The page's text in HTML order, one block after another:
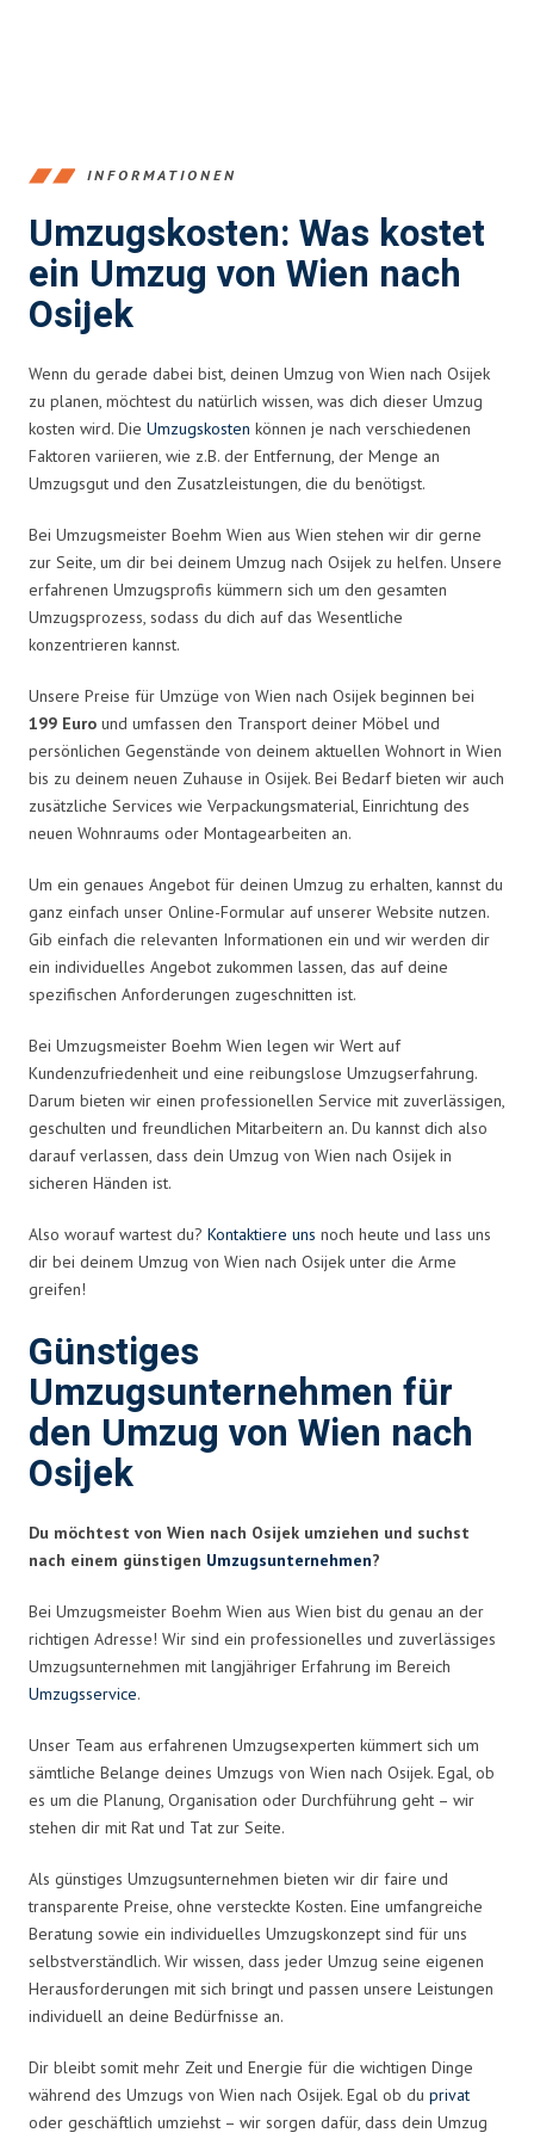
INFORMATIONEN
Umzugskosten: Was kostet
ein Umzug von Wien nach
Osijek
Wenn du gerade dabei bist, deinen Umzug von Wien nach Osijek
zu planen, möchtest du natürlich wissen, was dich dieser Umzug
kosten wird. Die Umzugskosten können je nach verschiedenen
Faktoren variieren, wie z.B. der Entfernung, der Menge an
Umzugsgut und den Zusatzleistungen, die du benötigst.
Bei Umzugsmeister Boehm Wien aus Wien stehen wir dir gerne
zur Seite, um dir bei deinem Umzug nach Osijek zu helfen. Unsere
erfahrenen Umzugsprofis kümmern sich um den gesamten
Umzugsprozess, sodass du dich auf das Wesentliche
konzentrieren kannst.
Unsere Preise für Umzüge von Wien nach Osijek beginnen bei
199 Euro und umfassen den Transport deiner Möbel und
persönlichen Gegenstände von deinem aktuellen Wohnort in Wien
bis zu deinem neuen Zuhause in Osijek. Bei Bedarf bieten wir auch
zusätzliche Services wie Verpackungsmaterial, Einrichtung des
neuen Wohnraums oder Montagearbeiten an.
Um ein genaues Angebot für deinen Umzug zu erhalten, kannst du
ganz einfach unser Online-Formular auf unserer Website nutzen.
Gib einfach die relevanten Informationen ein und wir werden dir
ein individuelles Angebot zukommen lassen, das auf deine
spezifischen Anforderungen zugeschnitten ist.
Bei Umzugsmeister Boehm Wien legen wir Wert auf
Kundenzufriedenheit und eine reibungslose Umzugserfahrung.
Darum bieten wir einen professionellen Service mit zuverlässigen,
geschulten und freundlichen Mitarbeitern an. Du kannst dich also
darauf verlassen, dass dein Umzug von Wien nach Osijek in
sicheren Händen ist.
Also worauf wartest du? Kontaktiere uns noch heute und lass uns
dir bei deinem Umzug von Wien nach Osijek unter die Arme
greifen!
Günstiges
Umzugsunternehmen für
den Umzug von Wien nach
Osijek
Du möchtest von Wien nach Osijek umziehen und suchst
nach einem günstigen Umzugsunternehmen?
Bei Umzugsmeister Boehm Wien aus Wien bist du genau an der
richtigen Adresse! Wir sind ein professionelles und zuverlässiges
Umzugsunternehmen mit langjähriger Erfahrung im Bereich
Umzugsservice.
Unser Team aus erfahrenen Umzugsexperten kümmert sich um
sämtliche Belange deines Umzugs von Wien nach Osijek. Egal, ob
es um die Planung, Organisation oder Durchführung geht – wir
stehen dir mit Rat und Tat zur Seite.
Als günstiges Umzugsunternehmen bieten wir dir faire und
transparente Preise, ohne versteckte Kosten. Eine umfangreiche
Beratung sowie ein individuelles Umzugskonzept sind für uns
selbstverständlich. Wir wissen, dass jeder Umzug seine eigenen
Herausforderungen mit sich bringt und passen unsere Leistungen
individuell an deine Bedürfnisse an.
Dir bleibt somit mehr Zeit und Energie für die wichtigen Dinge
während des Umzugs von Wien nach Osijek. Egal ob du privat
oder geschäftlich umziehst – wir sorgen dafür, dass dein Umzug